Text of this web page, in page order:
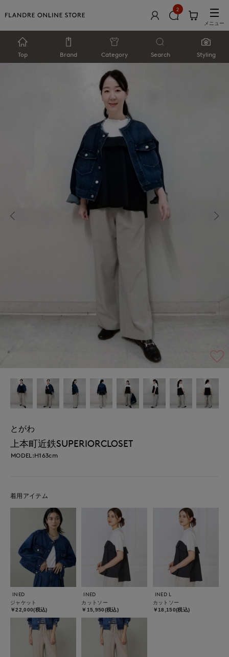
2
メニュー
Top Brand Category Search Styling
とがわ
上本町近鉄SUPERIORCLOSET
MODEL:H163cm
着用アイテム
INED
ジャケット
￥22,000(税込)
INED
カットソー
￥15,950(税込)
INED L
カットソー
￥18,150(税込)